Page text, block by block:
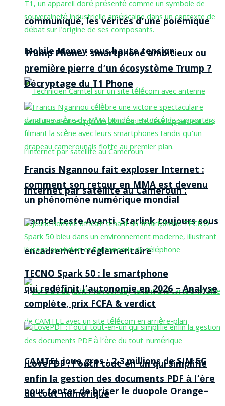
communiqué, les vérités d’une polémique
Mobile Money sous haute tension
Internet par satellite au Cameroun :
Camtel teste Avanti, Starlink toujours sous
encadrement réglementaire
CAMTEL joue gros : 2,3 millions de SIM 5G
pour tenter de briser le duopole Orange–
Trump Phone : smartphone ambitieux ou
première pierre d’un écosystème Trump ?
Décryptage du T1 Phone
Francis Ngannou fait exploser Internet :
comment son retour en MMA est devenu
un phénomène numérique mondial
TECNO Spark 50 : le smartphone
qui redéfinit l’autonomie en 2026 – Analyse
complète, prix FCFA & verdict
iLovePDF : l’outil tout-en-un qui simplifie
enfin la gestion des documents PDF à l’ère
du tout-numérique